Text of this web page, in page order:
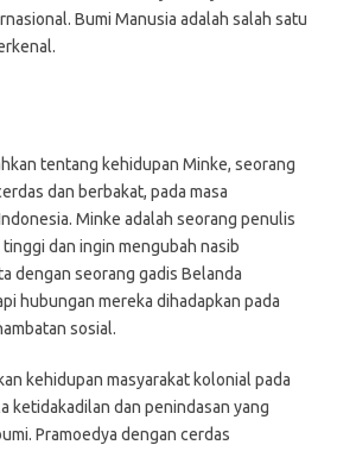
Bumi Manusia adalah salah satu
tentang kehidupan Minke, seorang
dan berbakat, pada masa
Minke adalah seorang penulis
dan ingin mengubah nasib
dengan seorang gadis Belanda
hubungan mereka dihadapkan pada
sosial.
kehidupan masyarakat kolonial pada
ketidakadilan dan penindasan yang
Pramoedya dengan cerdas